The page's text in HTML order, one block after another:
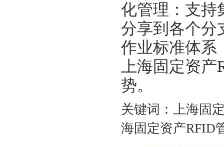
化管理：支持
分享到各个分
作业标准体系
上海固定资产
势。
关键词：上海固
海固定资产RFID